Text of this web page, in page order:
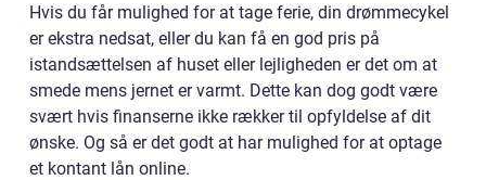
Hvis du får mulighed for at tage ferie, din drømmecykel
er ekstra nedsat, eller du kan få en god pris på
istandsættelsen af huset eller lejligheden er det om at
smede mens jernet er varmt. Dette kan dog godt være
svært hvis finanserne ikke rækker til opfyldelse af dit
ønske. Og så er det godt at har mulighed for at optage
et kontant lån online.